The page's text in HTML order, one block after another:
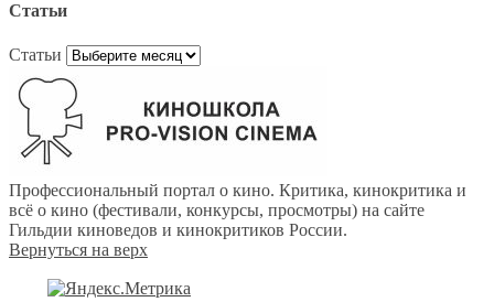
Статьи
Статьи
Профессиональный портал о кино. Критика, кинокритика и
всё о кино (фестивали, конкурсы, просмотры) на сайте
Гильдии киноведов и кинокритиков России.
Вернуться на верх